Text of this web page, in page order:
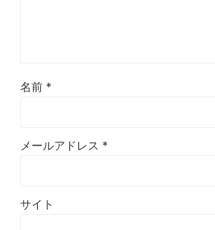
名前 *
メールアドレス *
サイト